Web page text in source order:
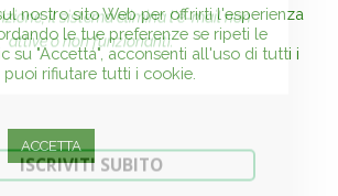
nostro sito Web per offrirti l'esperienza
le tue preferenze se ripeti le
su "Accetta", acconsenti all'uso di tutti i
rifiutare tutti i cookie.
ACCETTA
ISCRIVITI SUBITO